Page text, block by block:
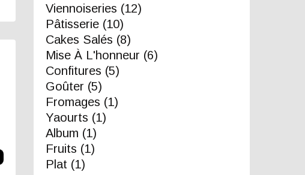
Viennoiseries (12)
Pâtisserie (10)
Cakes Salés (8)
Mise À L'honneur (6)
Confitures (5)
Goûter (5)
Fromages (1)
Yaourts (1)
Album (1)
Fruits (1)
Plat (1)